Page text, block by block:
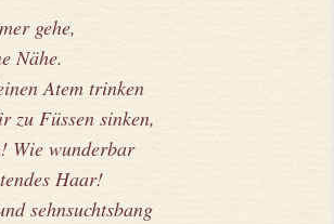
gehe,
Nähe.
Atem trinken
zu Füssen sinken,
Wie wunderbar
Haar!
sehnsuchtsbang